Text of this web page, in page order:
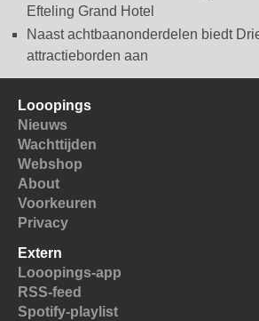
Efteling Grand Hotel
Naast achtbaanonderdelen biedt
attractieborden aan
Looopings
Nieuws
Wachttijden
Webshop
About
Voorkeuren
Privacy
Extern
Looopings-app
RSS-feed
Spotify-playlist